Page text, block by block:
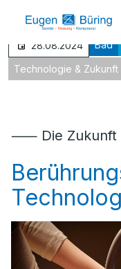
28.08.2024 Bad
Technologie & Zukunft
⸺ Die Zukunft